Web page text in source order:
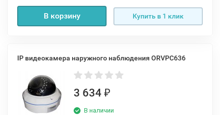
В корзину Купить в 1 клик
IP видеокамера наружного наблюдения ORVPC636
3 634 ₽
В наличии